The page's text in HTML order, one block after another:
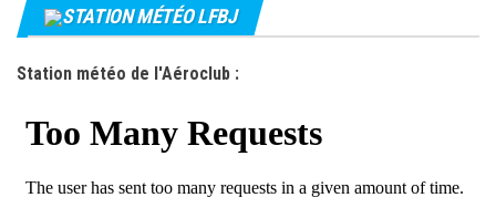
STATION MÉTÉO LFBJ
Station météo de l'Aéroclub :